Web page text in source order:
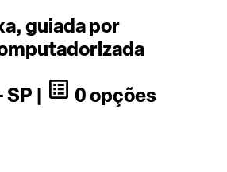
guiada por
SP |
0 opções